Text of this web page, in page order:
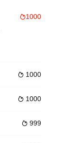
1000
 1000
 1000
 999